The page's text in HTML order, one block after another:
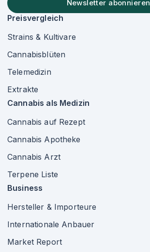
Newsletter abonnieren
Preisvergleich
Strains & Kultivare
Cannabisblüten
Telemedizin
Extrakte
Cannabis als Medizin
Cannabis auf Rezept
Cannabis Apotheke
Cannabis Arzt
Terpene Liste
Business
Hersteller & Importeure
Internationale Anbauer
Market Report